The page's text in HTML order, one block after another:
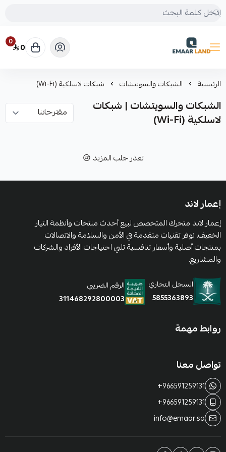
إعمار لاند
0 0
الرئيسية الشبكات والسويتشات شبكات لاسلكية (Wi-Fi)
الشبكات والسويتشات | شبكات
لاسلكية (Wi-Fi)
تعذر جلب المزيد 😢
إعمار لاند
إعمار لاند متجرك المتخصص لبيع أحدث منتجات وأنظمة التيار
الخفيف. نوفر تقنيات متقدمة في الأمن والسلامة والاتصالات
بمنتجات أصلية وأسعار تنافسية تلبي احتياجات الأفراد والشركات
والمشاريع.
السجل التجاري
5855363893
الرقم الضريبي
311468292800003
روابط مهمة
تواصل معنا
+966591259131
+966591259131
info@emaar.sa